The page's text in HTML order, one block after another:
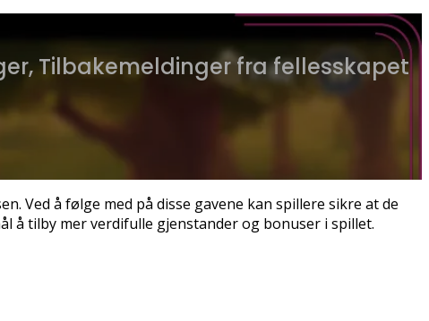
Tilbakemeldinger fra fellesskapet
Ved å følge med på disse gavene kan spillere sikre at de
å tilby mer verdifulle gjenstander og bonuser i spillet.